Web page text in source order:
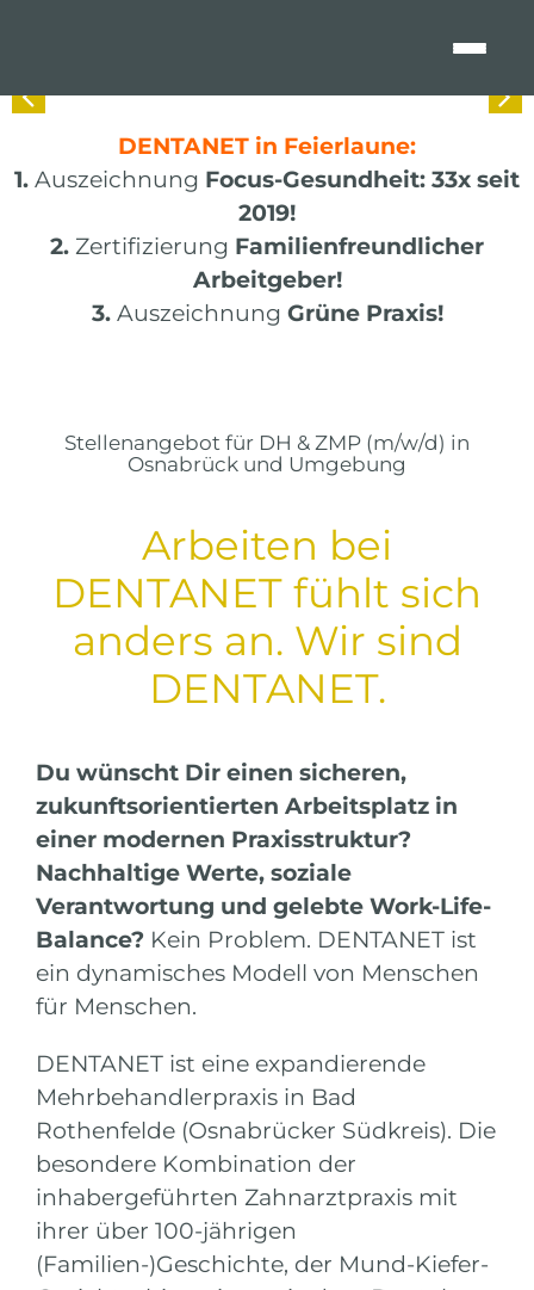
DENTANET in Feierlaune:
1. Auszeichnung Focus-Gesundheit: 33x seit
2019!
2. Zertifizierung Familienfreundlicher
Arbeitgeber!
3. Auszeichnung Grüne Praxis!
Stellenangebot für DH & ZMP (m/w/d) in
Osnabrück und Umgebung
Arbeiten bei
DENTANET fühlt sich
anders an. Wir sind
DENTANET.
Du wünscht Dir einen sicheren,
zukunftsorientierten Arbeitsplatz in
einer modernen Praxisstruktur?
Nachhaltige Werte, soziale
Verantwortung und gelebte Work-Life-
Balance? Kein Problem. DENTANET ist
ein dynamisches Modell von Menschen
für Menschen.
DENTANET ist eine expandierende
Mehrbehandlerpraxis in Bad
Rothenfelde (Osnabrücker Südkreis). Die
besondere Kombination der
inhabergeführten Zahnarztpraxis mit
ihrer über 100-jährigen
(Familien-)Geschichte, der Mund-Kiefer-